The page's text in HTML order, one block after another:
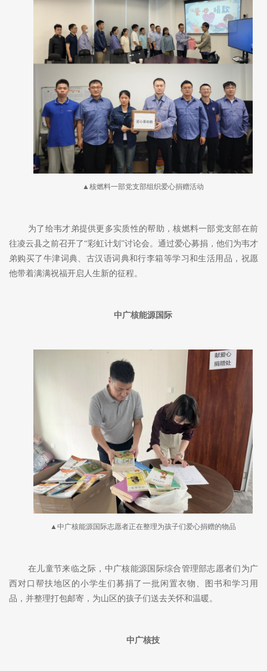
▲核燃料一部党支部组织爱心捐赠活动
为了给韦才弟提供更多实质性的帮助，核燃料一部党支部在前
往凌云县之前召开了“彩虹计划”讨论会。通过爱心募捐，他们为韦才
弟购买了牛津词典、古汉语词典和行李箱等学习和生活用品，祝愿
他带着满满祝福开启人生新的征程。
中广核能源国际
▲中广核能源国际志愿者正在整理为孩子们爱心捐赠的物品
在儿童节来临之际，中广核能源国际综合管理部志愿者们为广
西对口帮扶地区的小学生们募捐了一批闲置衣物、图书和学习用
品，并整理打包邮寄，为山区的孩子们送去关怀和温暖。
中广核技